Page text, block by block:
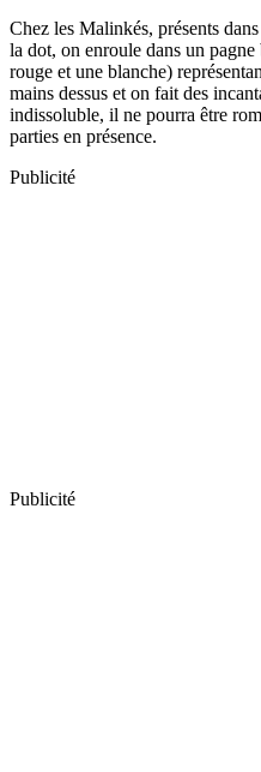
Chez les Malinkés, présents
la dot, on enroule dans un
rouge et une blanche)
mains dessus et on fait des
indissoluble, il ne pourra être
parties en présence.
Publicité
Publicité